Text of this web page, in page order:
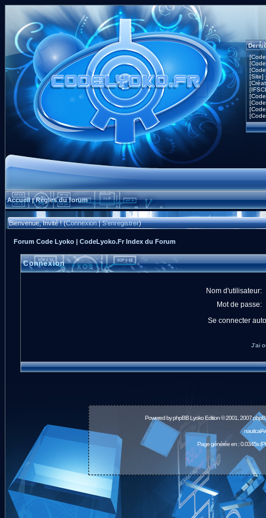
[Site]
Accueil|Règles du forum
Bienvenue, Invité ! (Connexion|S'enregistrer)
Forum Code Lyoko | CodeLyoko.Fr Index du Forum
Connexion
Nom d'utilisateur:
Mot de passe:
Se connecter
J'ai
Powered byphpBBLyoko Edition © 2001, 2007
Page générée en : 0.0345s